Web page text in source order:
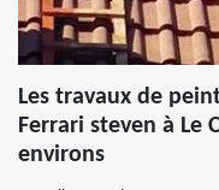
Les travaux de
Ferrari steven à Le
environs